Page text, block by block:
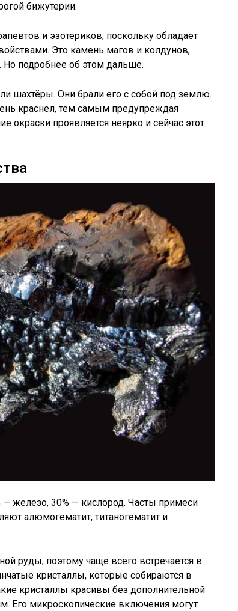
бижутерии.
и эзотериков, поскольку обладает
Это камень магов и колдунов,
подробнее об этом дальше.
шахтёры. Они брали его с собой под землю.
краснел, тем самым предупреждая
окраски проявляется неярко и сейчас этот
— железо, 30% — кислород. Часты примеси
алюмогематит, титаногематит и
руды, поэтому чаще всего встречается в
кристаллы, которые собираются в
кристаллы красивы без дополнительной
Его микроскопические включения могут